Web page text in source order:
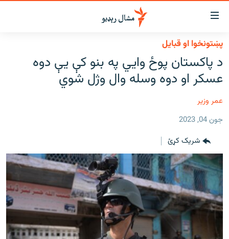
د
لاسرسي
ځای
عمومي
پاڼې
ته
شئ
عمومي
کورپاڼې
ته
شئ
لټون
ورشئ
لنډ خبرونه
بلوچستان
پاکستان
افغانستان
نړۍ
ځانګړې مرکې، شننې
انځور او ویډیو
اوونیزې خپرونې
پښتونخوا او قبایل
د پاکستان پوځ وایي په بنو کې یې دوه
عسکر او دوه وسله وال وژل شوي‌
عمر وزیر
جون 04, 2023
شریک کړئ